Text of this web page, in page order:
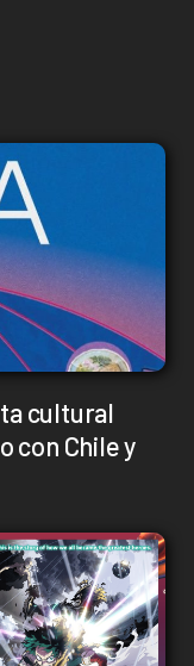
cultural
con Chile y